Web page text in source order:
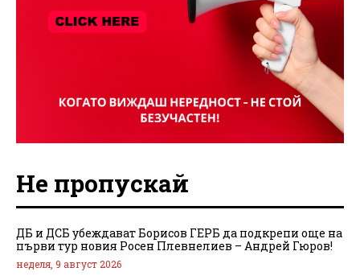
Не пропускай
ДБ и ДСБ убеждават Борисов ГЕРБ да подкрепи още на
първи тур новия Росен Плевнелиев – Андрей Гюров!
неделя, 9 август 2026